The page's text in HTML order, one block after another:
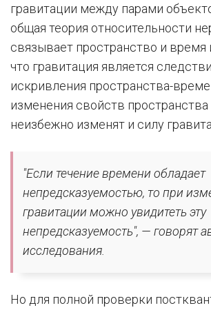
гравитации между парами
общая теория относительности
связывает пространство и время
что гравитация является
искривления пространства-
изменения свойств
неизбежно изменят и силу
"Если течение времени обладает
непредсказуемостью, то при
гравитации можно увидитеть эту
непредсказуемость", — говорят
исследования.
Но для полной проверки